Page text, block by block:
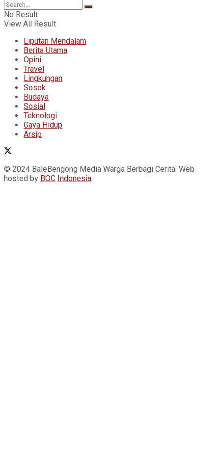
No Result
View All Result
Liputan Mendalam
Berita Utama
Opini
Travel
Lingkungan
Sosok
Budaya
Sosial
Teknologi
Gaya Hidup
Arsip
© 2024 BaleBengong Media Warga Berbagi Cerita. Web
hosted by BOC Indonesia